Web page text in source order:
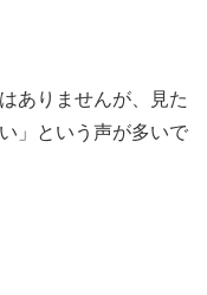
ありませんが、見た
」という声が多いで